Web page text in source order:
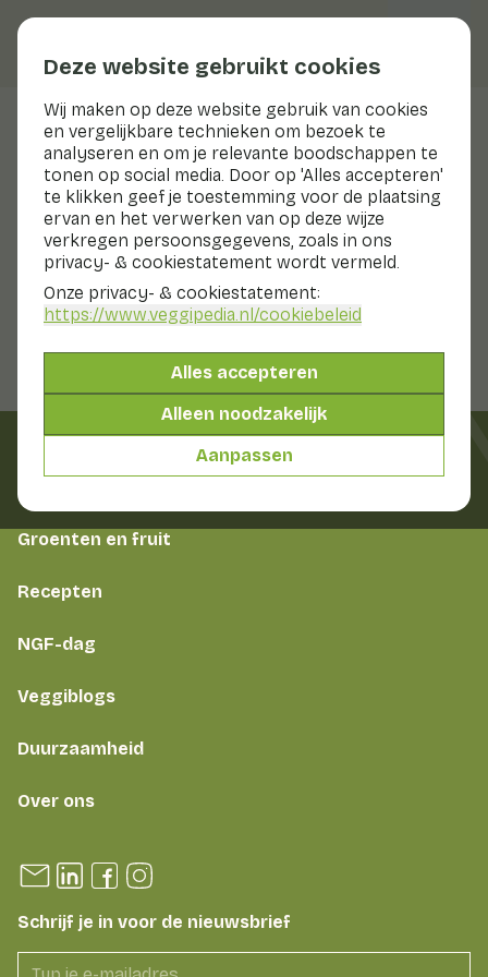
Deze website gebruikt cookies
Wij maken op deze website gebruik van cookies
en vergelijkbare technieken om bezoek te
analyseren en om je relevante boodschappen te
tonen op social media. Door op 'Alles accepteren'
te klikken geef je toestemming voor de plaatsing
ervan en het verwerken van op deze wijze
verkregen persoonsgegevens, zoals in ons
privacy- & cookiestatement wordt vermeld.
Onze privacy- & cookiestatement:
https://www.veggipedia.nl/cookiebeleid
Alles accepteren
Alleen noodzakelijk
Aanpassen
Sechuan Button
Bereiden & bewaren
BereidenBewaren
Was de Sechuan Buttons vlak voor gebruik.
Groenten en fruit
Recepten
NGF-dag
Veggiblogs
Duurzaamheid
Over ons
Schrijf je in voor de nieuwsbrief